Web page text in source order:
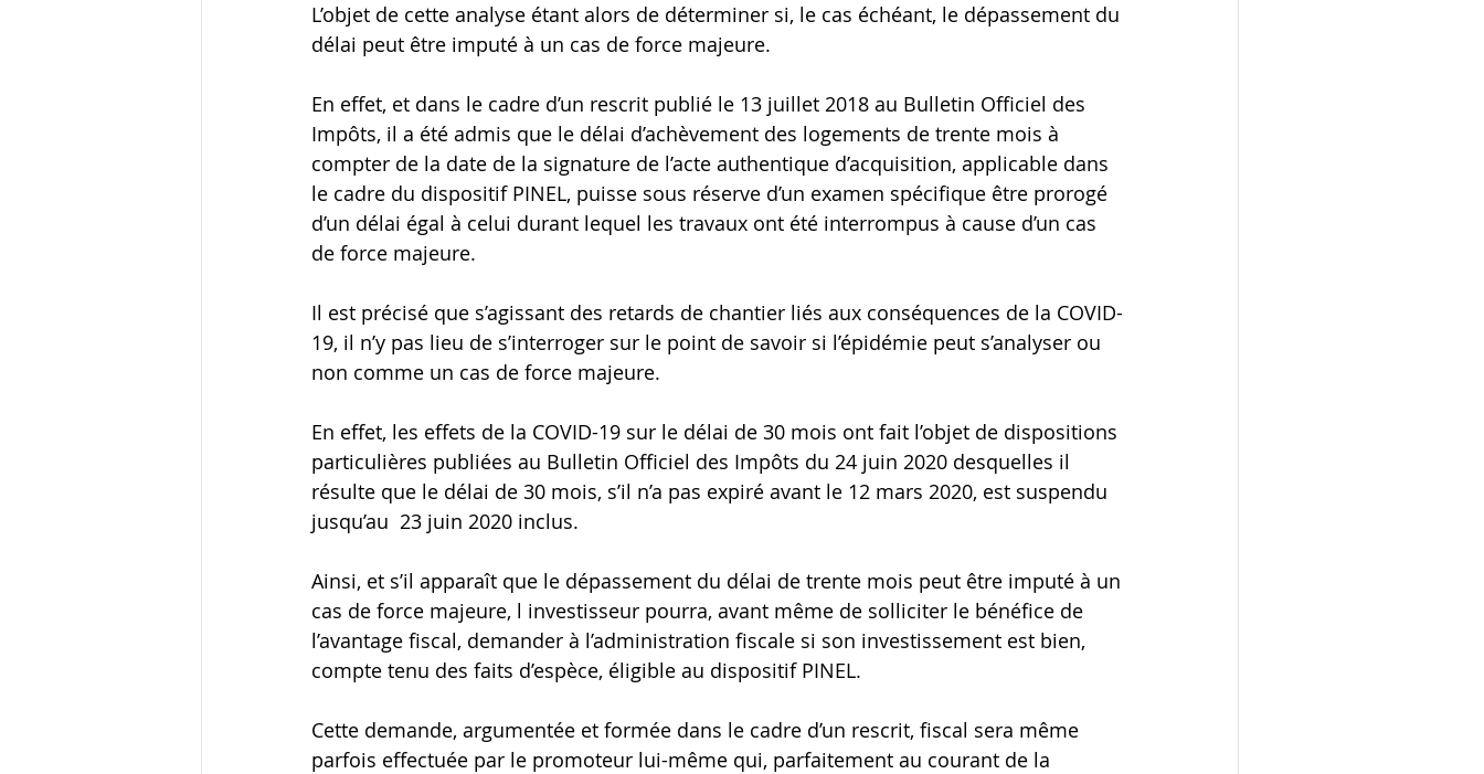
L’objet de cette analyse étant alors de déterminer si, le cas échéant, le dépassement du
délai peut être imputé à un cas de force majeure.
En effet, et dans le cadre d’un rescrit publié le 13 juillet 2018 au Bulletin Officiel des
Impôts, il a été admis que le délai d’achèvement des logements de trente mois à
compter de la date de la signature de l’acte authentique d’acquisition, applicable dans
le cadre du dispositif PINEL, puisse sous réserve d’un examen spécifique être prorogé
d’un délai égal à celui durant lequel les travaux ont été interrompus à cause d’un cas
de force majeure.
Il est précisé que s’agissant des retards de chantier liés aux conséquences de la COVID-
19, il n’y pas lieu de s’interroger sur le point de savoir si l’épidémie peut s’analyser ou
non comme un cas de force majeure.
En effet, les effets de la COVID-19 sur le délai de 30 mois ont fait l’objet de dispositions
particulières publiées au Bulletin Officiel des Impôts du 24 juin 2020 desquelles il
résulte que le délai de 30 mois, s’il n’a pas expiré avant le 12 mars 2020, est suspendu
jusqu’au  23 juin 2020 inclus.
Ainsi, et s’il apparaît que le dépassement du délai de trente mois peut être imputé à un
cas de force majeure, l investisseur pourra, avant même de solliciter le bénéfice de
l’avantage fiscal, demander à l’administration fiscale si son investissement est bien,
compte tenu des faits d’espèce, éligible au dispositif PINEL.
Cette demande, argumentée et formée dans le cadre d’un rescrit, fiscal sera même
parfois effectuée par le promoteur lui-même qui, parfaitement au courant de la